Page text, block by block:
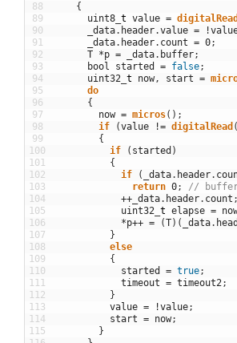
88
89
90
91
92
93
94
95
96
97
98
99
100
101
102
103
104
105
106
107
108
109
110
111
112
113
114
115
{
uint8 t value = digitalRead
_data. header.value = !
_data. header. count = 0;
T *p = _data. buffer;
bool
started = false;
uint32 t now, start =
do
{
now = micros( ) ;
if
(value != digitalRead (
{
if
( started )
{
if
( _data. header.
return 0;
//
++ _data. header. count ;
uint32 t elapse =
*p++ = (T) ( _data.
}
else
{
started
= true;
timeout = timeout2 ;
}
value = !value;
start = now;
}